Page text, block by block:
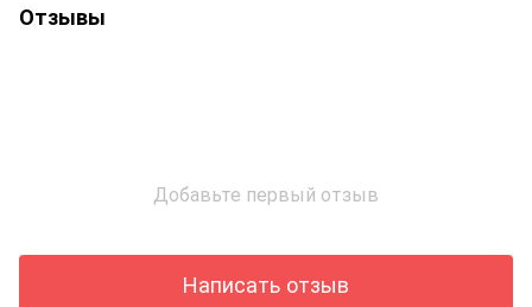
Отзывы
Добавьте первый отзыв
Написать отзыв